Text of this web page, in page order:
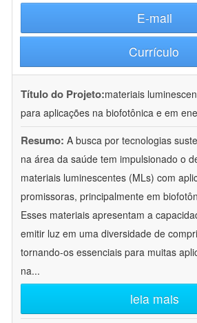
E-mail
Currículo
Título do Projeto:materiais
para aplicações na biofotônica e em
Resumo: A busca por tecnologias
na área da saúde tem impulsionado o
materiais luminescentes (MLs) com
promissoras, principalmente em
Esses materiais apresentam a
emitir luz em uma diversidade de
tornando-os essenciais para muitas
na...
leia mais